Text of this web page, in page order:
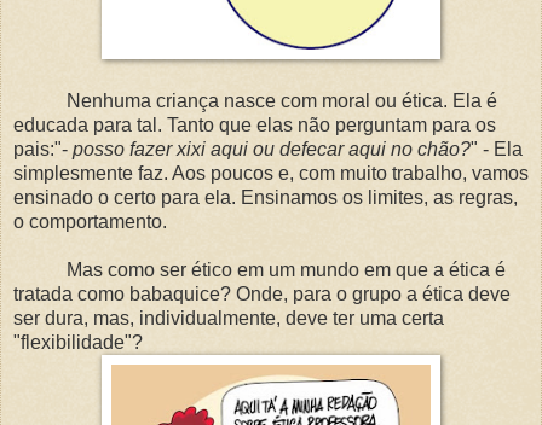
Nenhuma criança nasce com moral ou ética. Ela é
educada para tal. Tanto que elas não perguntam para os
pais:"- posso fazer xixi aqui ou defecar aqui no chão?" - Ela
simplesmente faz. Aos poucos e, com muito trabalho, vamos
ensinado o certo para ela. Ensinamos os limites, as regras,
o comportamento.
Mas como ser ético em um mundo em que a ética é
tratada como babaquice? Onde, para o grupo a ética deve
ser dura, mas, individualmente, deve ter uma certa
"flexibilidade"?